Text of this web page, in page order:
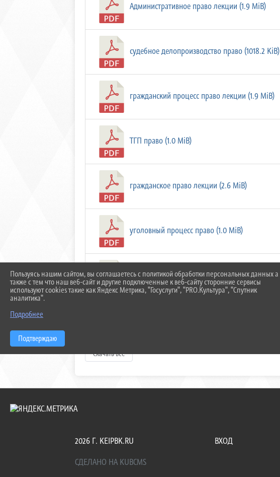
Административное право лекции (1.9 MiB)
судебное делопроизводство право (1018.2 KiB)
гражданский процесс право лекции (1.9 MiB)
ТГП право (1.0 MiB)
гражданское право лекции (2.6 MiB)
уголовный процесс право (1.0 MiB)
трудовое право лекции (1.5 MiB)
Скачать все
2026 Г. KEIPBK.RU ВХОД
СДЕЛАНО НА KUBCMS
Пользуясь нашим сайтом, вы соглашаетесь с политикой обработки персональных данных а
также с тем что наш веб-сайт и другие подключенные к веб-сайту сторонние сервисы
используют cookies такие как Яндекс Метрика, "Госуслуги", "PRO.Культура", "Спутник
аналитика".
Подробнее
Подтверждаю